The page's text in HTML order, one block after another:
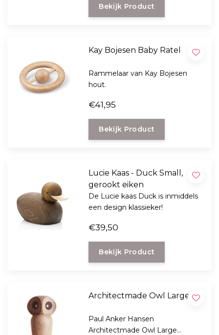
Bekijk Product
Kay Bojesen Baby Ratel
Rammelaar van Kay Bojesen
hout.
€41,95
Bekijk Product
Lucie Kaas - Duck Small,
gerookt eiken
De Lucie kaas Duck is inmiddels
een design klassieker!
€39,50
Bekijk Product
Architectmade Owl Large
Paul Anker Hansen
Architectmade Owl Large